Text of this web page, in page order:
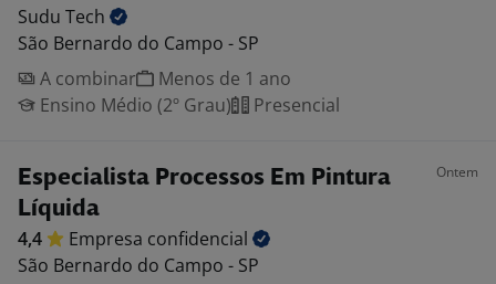
Sudu Tech
São Bernardo do Campo - SP
A combinar
Menos de 1 ano
Ensino Médio (2º Grau)
Presencial
Especialista Processos Em Pintura
Líquida
Ontem
4,4 Empresa confidencial
São Bernardo do Campo - SP